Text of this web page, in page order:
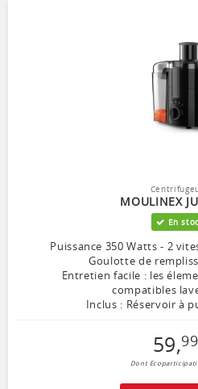
MOULINEX
En
Puissance 350 Watts - 2
Goulotte de
Entretien facile : les
compatibles
Inclus : Réservoir à
59,99
Dont